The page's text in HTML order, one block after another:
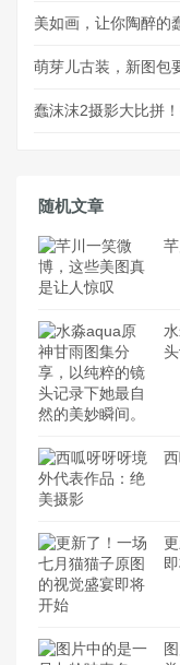
美如画，让你陶醉的
萌芽儿古装，新图包
蠢沫沫2摄影大比拼
随机文章